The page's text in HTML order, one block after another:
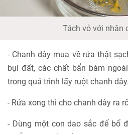
Tách vỏ với nhân
- Chanh dây mua về rửa thật
bụi đất, các chất bẩn bám
trong quá trình lấy ruột chanh dây.
- Rửa xong thì cho chanh dây ra
- Dùng một con dao sắc để bổ